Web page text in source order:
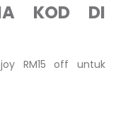
KOD DI
RM15 off untuk